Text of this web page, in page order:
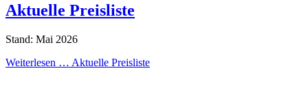
Aktuelle Preisliste
Stand: Mai 2026
Weiterlesen … Aktuelle Preisliste